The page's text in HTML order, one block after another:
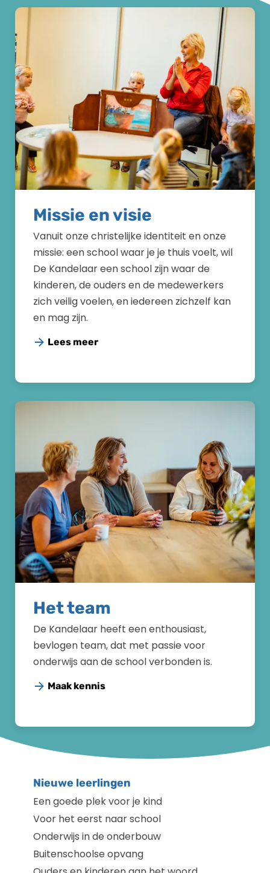
Missie en visie
Vanuit onze christelijke identiteit en onze
missie: een school waar je je thuis voelt, wil
De Kandelaar een school zijn waar de
kinderen, de ouders en de medewerkers
zich veilig voelen, en iedereen zichzelf kan
en mag zijn.
Lees meer
Het team
De Kandelaar heeft een enthousiast,
bevlogen team, dat met passie voor
onderwijs aan de school verbonden is.
Maak kennis
Nieuwe leerlingen
Een goede plek voor je kind
Voor het eerst naar school
Onderwijs in de onderbouw
Buitenschoolse opvang